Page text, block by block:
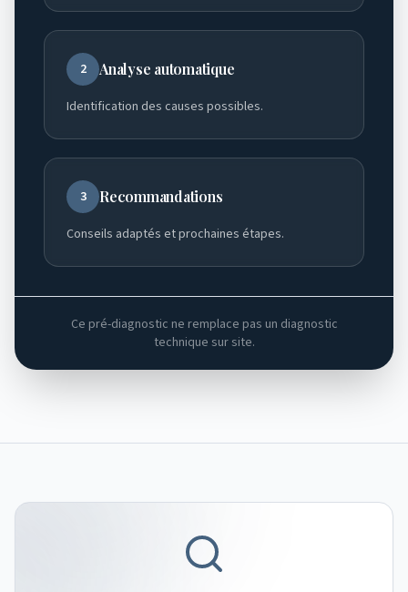
2 Analyse automatique
Identification des causes possibles.
3 Recommandations
Conseils adaptés et prochaines étapes.
Ce pré-diagnostic ne remplace pas un diagnostic
technique sur site.